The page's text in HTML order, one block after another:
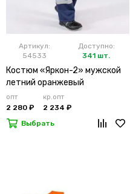
Артикул:
54533
Доступно:
341 шт.
Костюм «Яркон-2» мужской
летний оранжевый
опт
2 280 ₽
кр.опт
2 234 ₽
Выбрать